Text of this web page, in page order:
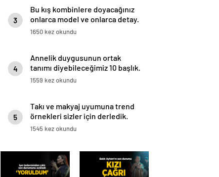
3
Bu kış kombinlere doyacağınız
onlarca model ve onlarca detay.
1650 kez okundu
4
Annelik duygusunun ortak
tanımı diyebileceğimiz 10 başlık.
1559 kez okundu
5
Takı ve makyaj uyumuna trend
örnekleri sizler için derledik.
1545 kez okundu